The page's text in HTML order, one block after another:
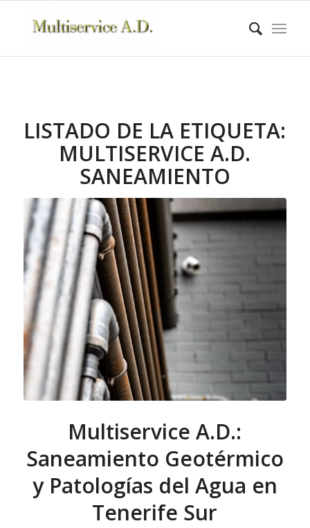
LISTADO DE LA ETIQUETA:
MULTISERVICE A.D.
SANEAMIENTO
Multiservice A.D.:
Saneamiento Geotérmico
y Patologías del Agua en
Tenerife Sur